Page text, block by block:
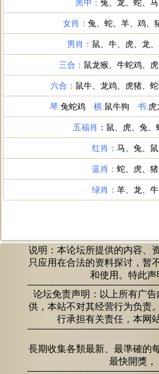
说明：本论坛所提供的内容、
只应用在合法的资料探讨，暂
和使用。特此声
论坛免责声明：以上所有广
供，本站不对其经营行为负责
行承担有关责任，本网
長期收集各類最新、最準確的
最快開獎，